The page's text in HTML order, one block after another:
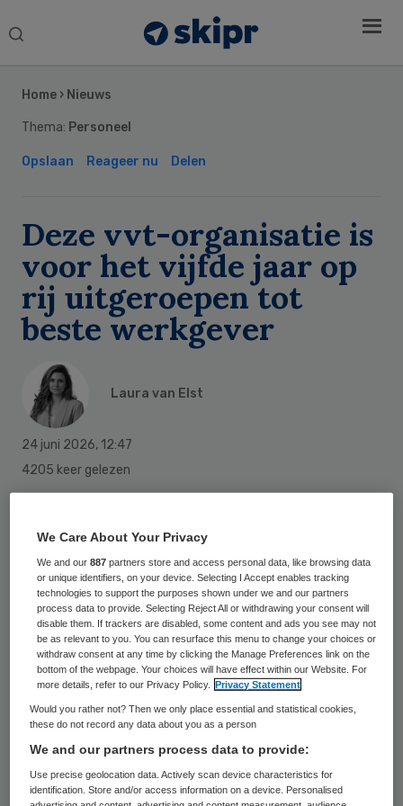
Search
Home › Nieuws
Thema: Personeel
Opslaan Reageer nu Delen
Deze vvt-organisatie is
voor het vijfde jaar op
rij uitgeroepen tot
beste werkgever
Laura van Elst
24 juni 2026, 12:47
4205 keer gelezen
noemen. Bestuursvoorzitter Guy Buck
dankt het aan een bewuste strategie. “Wij
zetten onze medewerkers op de eerste
plaats en cliënt op de tweede plaats.”
Aafje doet jaarlijks mee aan het
onafhankelijke medewerkersonderzoek van
2DAYSMOOD. Voor de meting wordt
gewerkt met de Employee Net Promoter
Score (eNPS), een wereldwijde standaard
Sidebar
We Care About Your Privacy
We and our887 partners store and access personal data, like browsing data
or unique identifiers, on your device. Selecting I Accept enables tracking
technologies to support the purposes shown under we and our partners
process data to provide. Selecting Reject All or withdrawing your consent will
disable them. If trackers are disabled, some content and ads you see may not
be as relevant to you. You can resurface this menu to change your choices or
withdraw consent at any time by clicking the Manage Preferences link on the
bottom of the webpage. Your choices will have effect within our Website. For
more details, refer to our Privacy Policy.
Privacy Statement
Would you rather not? Then we only place essential and statistical cookies,
these do not record any data about you as a person
We and our partners process data to provide:
Use precise geolocation data. Actively scan device characteristics for
identification. Store and/or access information on a device. Personalised